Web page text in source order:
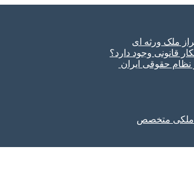
قانونی وجود دارد؟
نظام حقوقی ایران
ملکی متخصص